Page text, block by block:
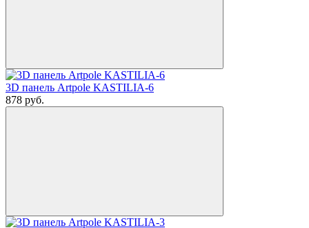
3D панель Artpole KASTILIA-6
878 руб.